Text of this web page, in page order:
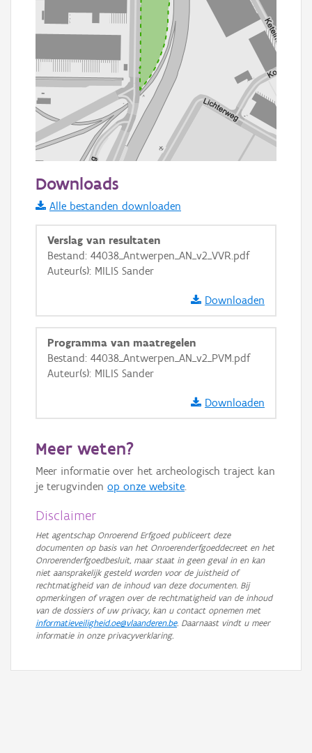
Informatie Vlaanderen
i
+ −
Basis Lagen
GRB-Basiskaart
GRB-Basiskaart in grijswaarden
Downloads
Alle bestanden downloaden
Verslag van resultaten
Bestand: 44038_Antwerpen_AN_v2_VVR.pdf
Auteur(s): MILIS Sander
Downloaden
Programma van maatregelen
Bestand: 44038_Antwerpen_AN_v2_PVM.pdf
Auteur(s): MILIS Sander
Downloaden
Meer weten?
Meer informatie over het archeologisch traject kan
je terugvinden op onze website.
Disclaimer
Het agentschap Onroerend Erfgoed publiceert deze
documenten op basis van het Onroerenderfgoeddecreet en het
Onroerenderfgoedbesluit, maar staat in geen geval in en kan
niet aansprakelijk gesteld worden voor de juistheid of
rechtmatigheid van de inhoud van deze documenten. Bij
opmerkingen of vragen over de rechtmatigheid van de inhoud
van de dossiers of uw privacy, kan u contact opnemen met
informatieveiligheid.oe@vlaanderen.be. Daarnaast vindt u meer
informatie in onze privacyverklaring.